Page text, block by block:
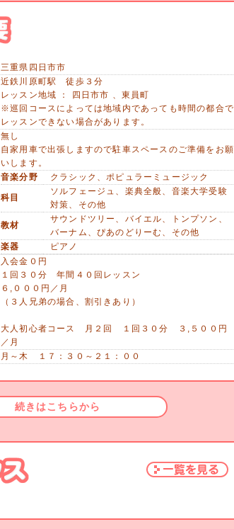
三重県四日市市
近鉄川原町駅 徒歩３分
レッスン地域 ： 四日市市 、東員町
※巡回コースによっては地域内であっても時間の都合で
レッスンできない場合があります。
無し
自家用車で出張しますので駐車スペースのご準備をお願
いします。
音楽分野 クラシック、ポピュラーミュージック
科目
ソルフェージュ、楽典全般、音楽大学受験
対策、その他
教材
サウンドツリー、バイエル、トンプソン、
バーナム、ぴあのどりーむ、その他
楽器
ピアノ
入会金０円
１回３０分 年間４０回レッスン
６,０００円／月
（３人兄弟の場合、割引きあり）
大人初心者コース 月２回 １回３０分 ３,５００円
／月
月～木 １７：３０～２１：００
続きはこちらから